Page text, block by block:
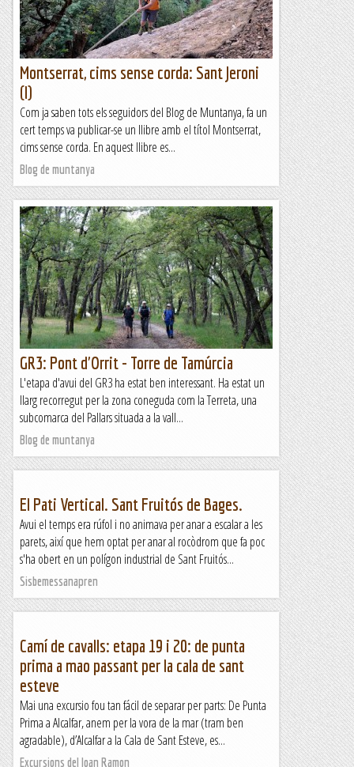
Blog de muntanya
Montserrat, cims sense corda: Sant Jeroni
(I)
Com ja saben tots els seguidors del Blog de Muntanya, fa un
cert temps va publicar-se un llibre amb el títol Montserrat,
cims sense corda. En aquest llibre es...
Blog de muntanya
GR3: Pont d'Orrit - Torre de Tamúrcia
L'etapa d'avui del GR3 ha estat ben interessant. Ha estat un
llarg recorregut per la zona coneguda com la Terreta, una
subcomarca del Pallars situada a la vall...
Blog de muntanya
El Pati Vertical. Sant Fruitós de Bages.
Avui el temps era rúfol i no animava per anar a escalar a les
parets, així que hem optat per anar al rocòdrom que fa poc
s'ha obert en un polígon industrial de Sant Fruitós...
Sisbemessanapren
Camí de cavalls: etapa 19 i 20: de punta
prima a mao passant per la cala de sant
esteve
Mai una excursio fou tan fácil de separar per parts: De Punta
Prima a Alcalfar, anem per la vora de la mar (tram ben
agradable), d’Alcalfar a la Cala de Sant Esteve, es...
Excursions del Joan Ramon